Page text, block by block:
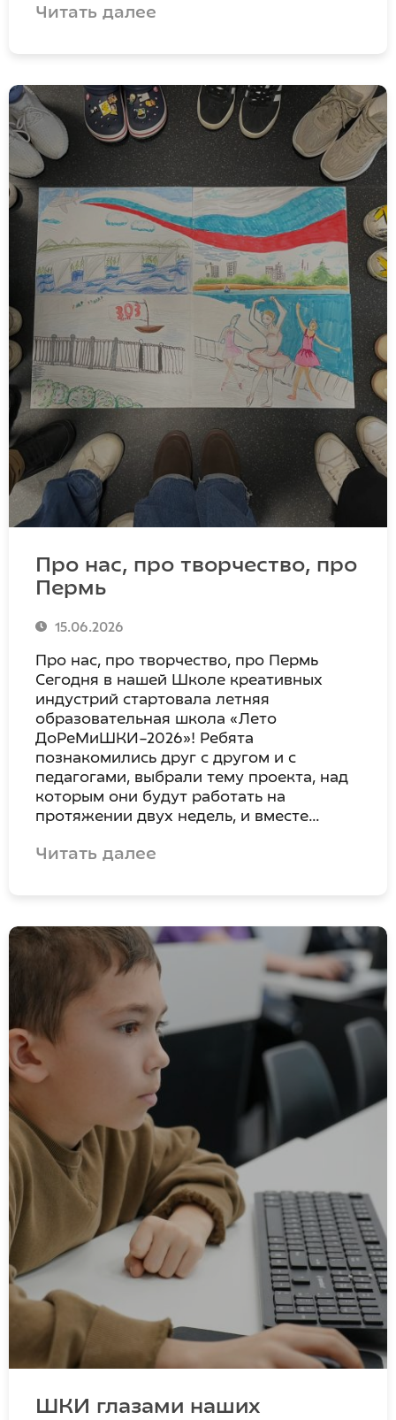
Читать далее
Про нас, про творчество, про
Пермь
15.06.2026
Про нас, про творчество, про Пермь
Сегодня в нашей Школе креативных
индустрий стартовала летняя
образовательная школа «Лето
ДоРеМиШКИ–2026»! Ребята
познакомились друг с другом и с
педагогами, выбрали тему проекта, над
которым они будут работать на
протяжении двух недель, и вместе…
Читать далее
ШКИ глазами наших